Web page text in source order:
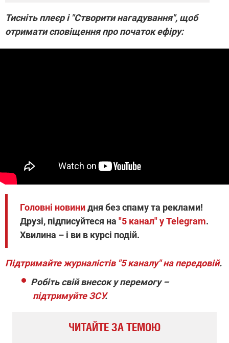
Тисніть плеєр і "Створити нагадування", щоб
отримати сповіщення про початок ефіру:
Головні новинидня без спаму та реклами!
Друзі, підписуйтеся на "5 канал" у Telegram.
Хвилина – і ви в курсі подій.
Підтримайте журналістів "5 каналу" на передовій.
Робіть свій внесок у перемогу –
підтримуйте ЗСУ.
ЧИТАЙТЕ ЗА ТЕМОЮ